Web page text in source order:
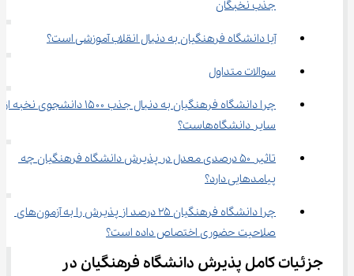
جذب نخبگان
آیا دانشگاه فرهنگیان به دنبال انقلاب آموزشی است؟
سوالات متداول
چرا دانشگاه فرهنگیان به دنبال جذب ۱۵۰۰ دانشجوی نخبه از
سایر دانشگاه‌هاست؟
تاثیر ۵۰ درصدی معدل در پذیرش دانشگاه فرهنگیان چه
پیامدهایی دارد؟
چرا دانشگاه فرهنگیان ۲۵ درصد از پذیرش را به آزمون‌های
صلاحیت حضوری اختصاص داده است؟
جزئیات کامل پذیرش دانشگاه فرهنگیان در